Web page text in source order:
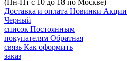
(Пн-Пт с 10 до 18 по Москве)
Доставка и оплата Новинки Акции
Черный
список Постоянным
покупателям Обратная
связь Как оформить
заказ